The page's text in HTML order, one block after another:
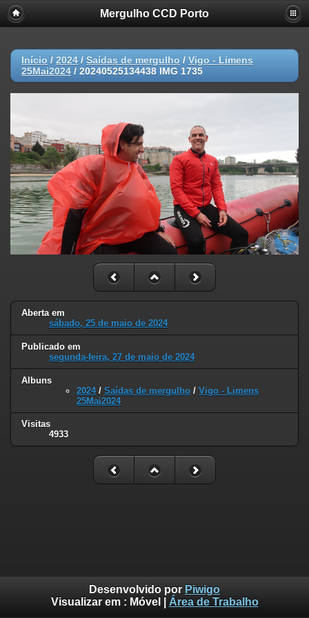
Mergulho CCD Porto
Início / 2024 / Saídas de mergulho / Vigo - Limens
25Mai2024 / 20240525134438 IMG 1735
Aberta em
sábado, 25 de maio de 2024
Publicado em
segunda-feira, 27 de maio de 2024
Albuns
2024/ Saídas de mergulho / Vigo - Limens
25Mai2024
Visitas
4933
Desenvolvido por Piwigo
Visualizar em : Móvel Área de Trabalho